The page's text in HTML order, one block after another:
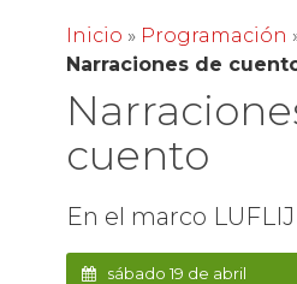
Inicio » Programación
Narraciones de
cuento
En el marco LUFLIJ
sábado 19 de abril